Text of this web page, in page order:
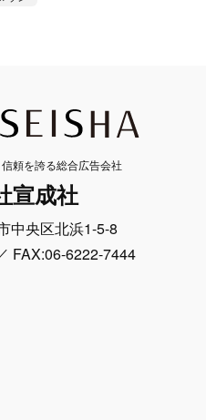
頼を誇る総合広告会社
宣成社
中央区北浜1-5-8
FAX:06-6222-7444